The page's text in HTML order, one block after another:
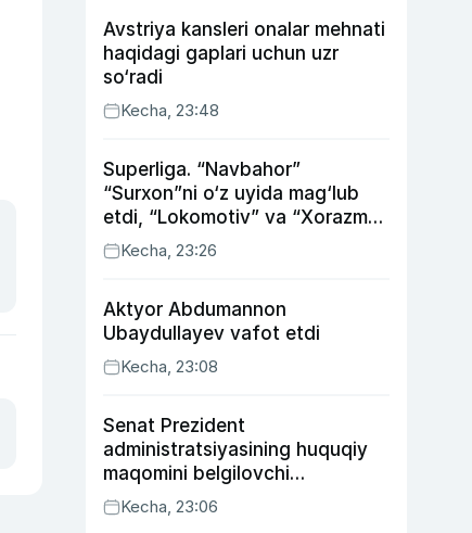
Avstriya kansleri onalar mehnati
haqidagi gaplari uchun uzr
so‘radi
Kecha, 23:48
Superliga. “Navbahor”
“Surxon”ni o‘z uyida mag‘lub
etdi, “Lokomotiv” va “Xorazm”
uyda g‘alaba qozondi
Kecha, 23:26
Aktyor Abdu­mannon
Ubaydullayev vafot etdi
Kecha, 23:08
Senat Prezident
administratsiyasining huquqiy
maqomini belgilovchi
konstitutsiyaviy qonunni
ma’qulladi
Kecha, 23:06